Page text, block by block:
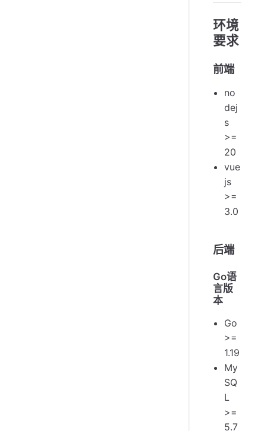
环境
要求
前端
no
dej
s
>=
20
vue
js
>=
3.0
后端
Go语
言版
本
Go
>=
1.19
My
SQ
L
>=
5.7